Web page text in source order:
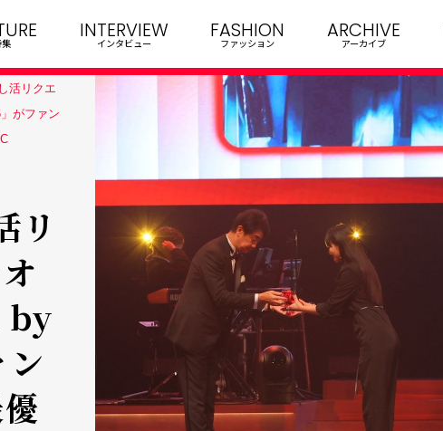
INTERVIEW
インタビュー
FASHION
ファッション
ARCHIVE
アーカイブ
活リクエ
がファン
リ
by
ン